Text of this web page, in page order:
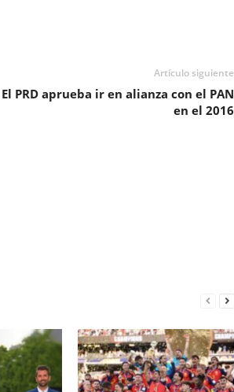
Artículo siguiente
El PRD aprueba ir en alianza con el PAN
en el 2016